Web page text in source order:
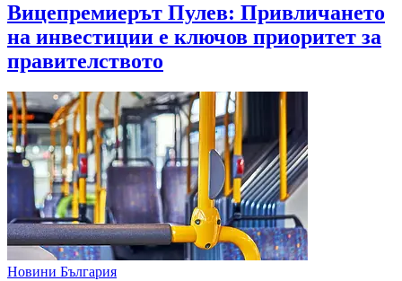
Вицепремиерът Пулев: Привличането
на инвестиции е ключов приоритет за
правителството
Новини България